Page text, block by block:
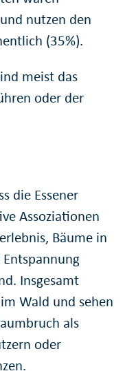
nutzen den
(35%).
meist das
oder der
die Essener
Assoziationen
Bäume in
Insgesamt
Wald und sehen
als
oder